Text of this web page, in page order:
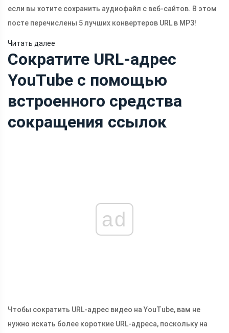
если вы хотите сохранить аудиофайл с веб-сайтов. В этом
посте перечислены 5 лучших конвертеров URL в MP3!
Читать далее
Сократите URL-адрес
YouTube с помощью
встроенного средства
сокращения ссылок
ad
Чтобы сократить URL-адрес видео на YouTube, вам не
нужно искать более короткие URL-адреса, поскольку на